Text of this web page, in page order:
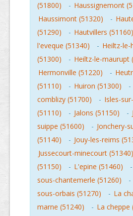
(51800)
- Haussignemont
Haussimont (51320)
-
(51290)
- Hautvillers (51160)
l'eveque (51340)
- Heiltz-le-
(51300)
- Heiltz-le-maurupt
Hermonville (51220)
-
(51110)
- Huiron (51300) -
comblizy (51700)
- Isles-
(51110)
- Jalons (51150) -
suippe (51600)
- Jonchery-
(51140)
- Jouy-les-reims
Jussecourt-minecourt (51340)
(51150)
- L'epine (51460) -
sous-chantemerle (51260)
-
sous-orbais (51270)
- La
marne (51240)
- La cheppe